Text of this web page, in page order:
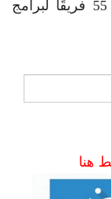
إلى مرحلة النموذج الأولي، فيما خضع 55 فريقًا لبرامج
هنا